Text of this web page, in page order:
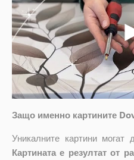
Защо именно картините
Уникалните картини
Картината е резултат от